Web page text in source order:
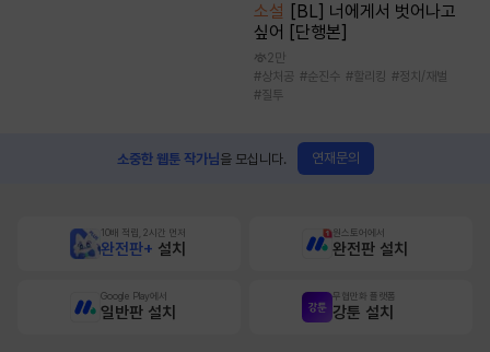
소설
[BL] 너에게서 벗어나고
싶어 [단행본]
2만
#상처공 #순진수 #할리킹 #정치/재벌
#질투
소중한 웹툰 작가님을 모십니다. 연재문의
10배 적립, 2시간 먼저
완전판+ 설치
원스토어에서
완전판 설치
Google Play에서
일반판 설치
무협만화 플랫폼
강툰 설치